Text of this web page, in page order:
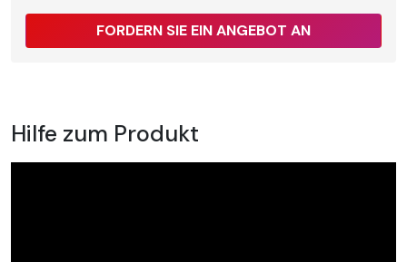
FORDERN SIE EIN ANGEBOT AN
Hilfe zum Produkt